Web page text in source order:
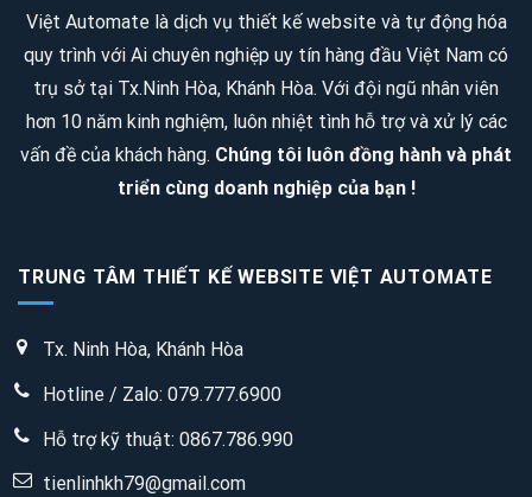
Việt Automate là dịch vụ thiết kế website và tự động hóa
quy trình với Ai chuyên nghiệp uy tín hàng đầu Việt Nam có
trụ sở tại Tx.Ninh Hòa, Khánh Hòa. Với đội ngũ nhân viên
hơn 10 năm kinh nghiệm, luôn nhiệt tình hỗ trợ và xử lý các
vấn đề của khách hàng. Chúng tôi luôn đồng hành và phát
triển cùng doanh nghiệp của bạn !
TRUNG TÂM THIẾT KẾ WEBSITE VIỆT AUTOMATE
Tx. Ninh Hòa, Khánh Hòa
Hotline / Zalo: 079.777.6900
Hỗ trợ kỹ thuật: 0867.786.990
tienlinhkh79@gmail.com